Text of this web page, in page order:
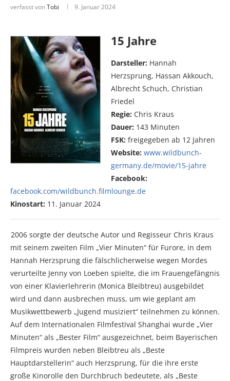
verfasst vonTobi 9. Januar 2024
15 Jahre
Darsteller: Hannah
Herzsprung, Hassan Akkouch,
Albrecht Schuch, Christian
Friedel
Regie: Chris Kraus
Dauer: 143 Minuten
FSK: freigegeben ab 12 Jahren
Website: www.wildbunch-
germany.de/movie/15-jahre
Facebook:
facebook.com/wildbunch.filmlounge.de
Kinostart: 11. Januar 2024
2006 sorgte der deutsche Autor und Regisseur Chris Kraus
mit seinem zweiten Film „Vier Minuten“ für Furore, in dem
Hannah Herzsprung die fälschlicherweise wegen Mordes
verurteilte Jenny von Loeben spielte, die im Frauengefängnis
von einer Klavierlehrerin (Monica Bleibtreu) ausgebildet
wird und dann ausbrechen muss, um wie geplant am
Musikwettbewerb „Jugend musiziert“ teilnehmen zu können.
Auf dem Internationalen Filmfestival Shanghai wurde „Vier
Minuten“ als „Bester Film“ ausgezeichnet, beim Bayerischen
Filmpreis wurden neben Bleibtreu als „Beste
Hauptdarstellerin“ auch Herzsprung, für die ihre erste
große Kinorolle den Durchbruch bedeutete, als „Beste